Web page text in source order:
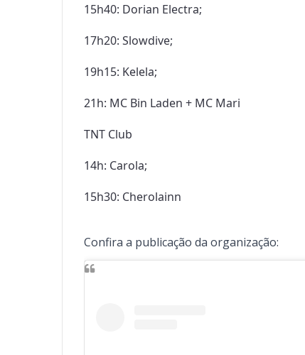
15h40: Dorian Electra;
17h20: Slowdive;
19h15: Kelela;
21h: MC Bin Laden + MC Mari
TNT Club
14h: Carola;
15h30: Cherolainn
Confira a publicação da organização: